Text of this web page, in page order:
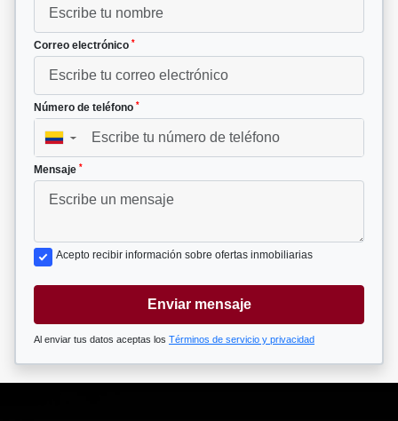
Correo electrónico *
Número de teléfono *
▼
Mensaje *
Acepto recibir información sobre ofertas inmobiliarias
Enviar mensaje
Al enviar tus datos aceptas los Términos de servicio y privacidad